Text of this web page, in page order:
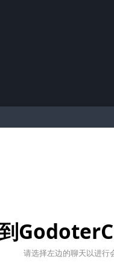
请选择左边的聊天以进行